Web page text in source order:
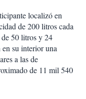
localizó en
de 200 litros cada
50 litros y 24
su interior una
a las de
de 11 mil 540